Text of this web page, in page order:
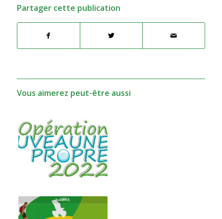
Partager cette publication
Vous aimerez peut-être aussi